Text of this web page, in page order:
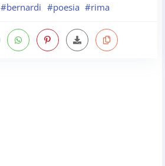
#bernardi #poesia #rima